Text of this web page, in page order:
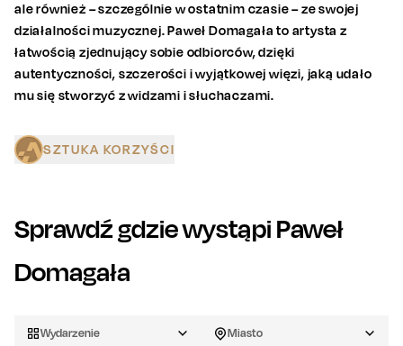
ale również – szczególnie w ostatnim czasie – ze swojej
działalności muzycznej. Paweł Domagała to artysta z
łatwością zjednujący sobie odbiorców, dzięki
autentyczności, szczerości i wyjątkowej więzi, jaką udało
mu się stworzyć z widzami i słuchaczami.
SZTUKA KORZYŚCI
Sprawdź gdzie wystąpi Paweł
Domagała
Wydarzenie Miasto